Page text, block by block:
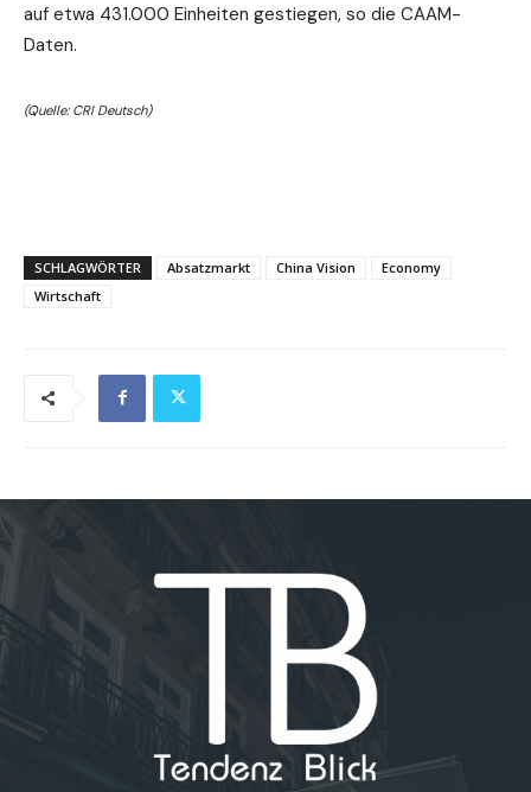
auf etwa 431.000 Einheiten gestiegen, so die CAAM-
Daten.
(Quelle: CRI Deutsch)
SCHLAGWÖRTER Absatzmarkt China Vision
Economy
Wirtschaft